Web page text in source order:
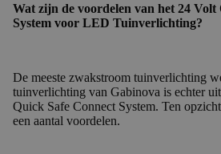
Wat zijn de voordelen van het 24 Volt
System voor LED Tuinverlichting?
De meeste zwakstroom tuinverlichting
tuinverlichting van Gabinova is echter
Quick Safe Connect System. Ten
een aantal voordelen.